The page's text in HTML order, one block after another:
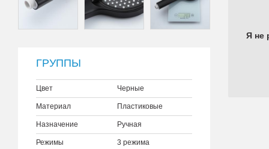
ГРУППЫ
Цвет Черные
Материал Пластиковые
Назначение Ручная
Режимы 3 режима
Я не